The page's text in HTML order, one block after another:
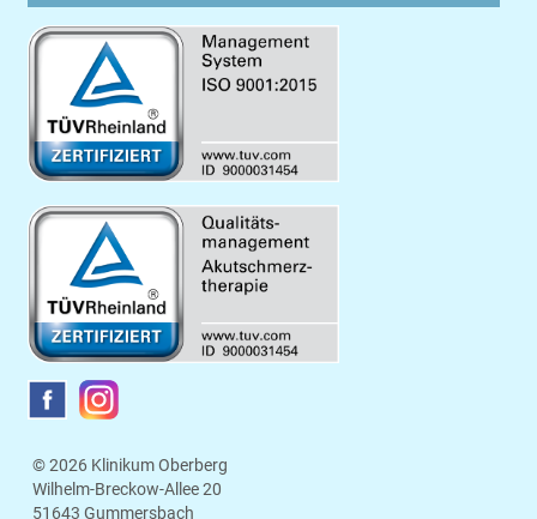
© 2026 Klinikum Oberberg
Wilhelm-Breckow-Allee 20
51643 Gummersbach